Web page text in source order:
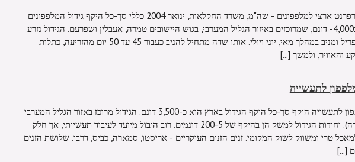
מאת נביל גנאים, רפרנט ארצי למלפפונים - שה"מ, משרד החקלאות, ינואר 2004 כללי סך-כל היקף גידול המלפפונים
לתעשייה מגיע לכ4,000- דונם, שמרוכזים באיזור הגליל המערבי, בגוש היישובים טמרה, אעבלין ושפרעם. הגידול נזרע
בחודשים מרץ ואפריל ומניב במהלך מאי, יוני ויולי. אותו שדה מתחיל להניב כעבור 45 עד 50 יום מהזריעה, כתלות
והאוויר, ולמשך [...]
לתעשייה
תעודת זהות: מלפפון לתעשייה היקף סך-כל היקף הגידול בארץ הוא כ-3,500 דונם. הגידול מרוכז באזור הגליל המערבי
(בעיקר באזור טמרה). יחידות הגידול למשק הן בהיקף של 200-5 דונמים. רוב היבול מיועד לעיבוד תעשייתי, אך חלק
טרי ומשווק לשוק המקומי. זנים הזנים העיקריים - אריסטו, סמארה, כביס, דרבי. שלושת הזנים
[...]